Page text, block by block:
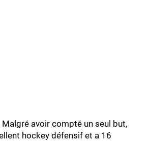
Malgré avoir compté un seul but,
hockey défensif et a 16